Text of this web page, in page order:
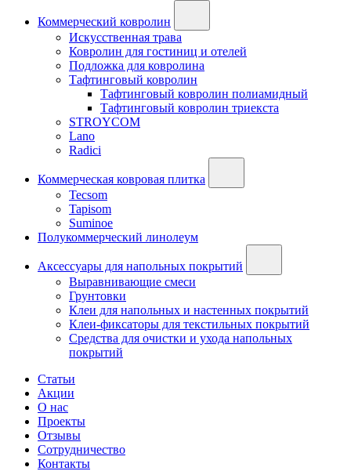
Коммерческий ковролин
Искусственная трава
Ковролин для гостиниц и отелей
Подложка для ковролина
Тафтинговый ковролин
Тафтинговый ковролин полиамидный
Тафтинговый ковролин триекста
STROYCOM
Lano
Radici
Коммерческая ковровая плитка
Tecsom
Tapisom
Suminoe
Полукоммерческий линолеум
Аксессуары для напольных покрытий
Выравнивающие смеси
Грунтовки
Клеи для напольных и настенных покрытий
Клеи-фиксаторы для текстильных покрытий
Средства для очистки и ухода напольных
покрытий
Статьи
Акции
О нас
Проекты
Отзывы
Сотрудничество
Контакты